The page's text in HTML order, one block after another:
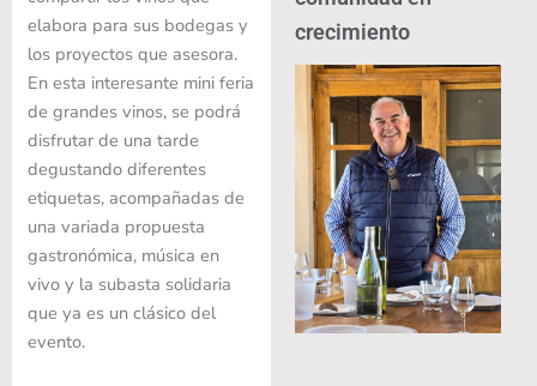
elabora para sus bodegas y
los proyectos que asesora.
En esta interesante mini feria
de grandes vinos, se podrá
disfrutar de una tarde
degustando diferentes
etiquetas, acompañadas de
una variada propuesta
gastronómica, música en
vivo y la subasta solidaria
que ya es un clásico del
evento.
crecimiento